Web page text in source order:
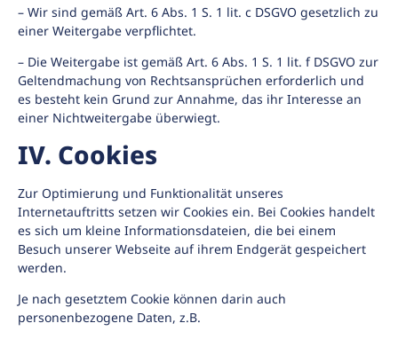
– Wir sind gemäß Art. 6 Abs. 1 S. 1 lit. c DSGVO gesetzlich zu
einer Weitergabe verpflichtet.
– Die Weitergabe ist gemäß Art. 6 Abs. 1 S. 1 lit. f DSGVO zur
Geltendmachung von Rechtsansprüchen erforderlich und
es besteht kein Grund zur Annahme, das ihr Interesse an
einer Nichtweitergabe überwiegt.
IV. Cookies
Zur Optimierung und Funktionalität unseres
Internetauftritts setzen wir Cookies ein. Bei Cookies handelt
es sich um kleine Informationsdateien, die bei einem
Besuch unserer Webseite auf ihrem Endgerät gespeichert
werden.
Je nach gesetztem Cookie können darin auch
personenbezogene Daten, z.B.